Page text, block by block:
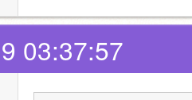
03:37:57